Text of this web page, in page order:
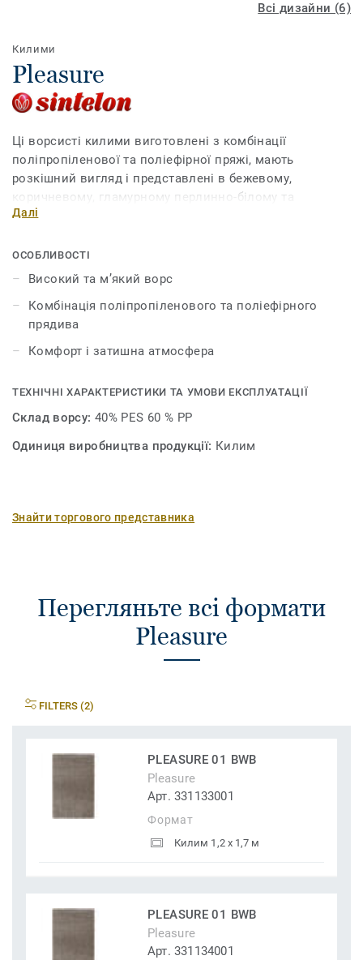
Всі дизайни (6)
Килими
Pleasure
Ці ворсисті килими виготовлені з комбінації
поліпропіленової та поліефірної пряжі, мають
розкішний вигляд і представлені в бежевому,
коричневому, гламурному перлинно-білому та
сріблястому кольорах. Колекція Pleasure підкреслює
собою деталь, що вносить зміни та наповнює новим
змістом.
Далі
ОСОБЛИВОСТІ
Високий та м’який ворс
Комбінація поліпропіленового та поліефірного
прядива
Комфорт і затишна атмосфера
ТЕХНІЧНІ ХАРАКТЕРИСТИКИ ТА УМОВИ ЕКСПЛУАТАЦІЇ
Склад ворсу: 40% PES 60 % PP
Одиниця виробництва продукції: Килим
Знайти торгового представника
Перегляньте всі формати
Pleasure
FILTERS (2)
PLEASURE 01 BWB
Pleasure
Арт. 331133001
Формат
Килим 1,2 x 1,7 м
PLEASURE 01 BWB
Pleasure
Арт. 331134001